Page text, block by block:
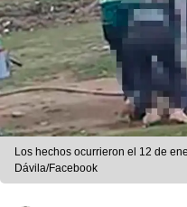
Los hechos ocurrieron el 12 de
Dávila/Facebook